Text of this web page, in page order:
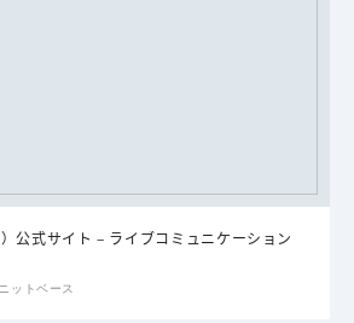
公式サイト – ライブコミュニケーション
ットベース